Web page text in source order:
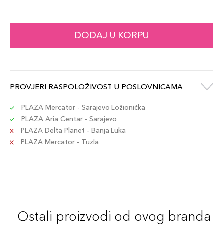
DODAJ U KORPU
PROVJERI RASPOLOŽIVOST U POSLOVNICAMA
PLAZA Mercator - Sarajevo Ložionička
PLAZA Aria Centar - Sarajevo
PLAZA Delta Planet - Banja Luka
PLAZA Mercator - Tuzla
Ostali proizvodi od ovog branda